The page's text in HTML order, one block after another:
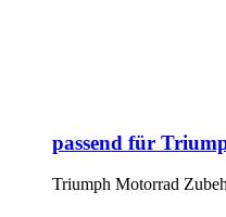
passend für
Triumph Motorrad